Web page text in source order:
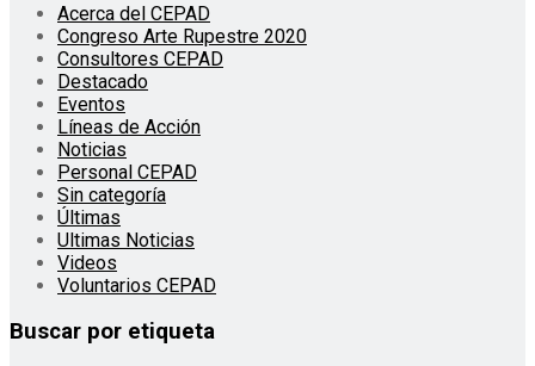
Acerca del CEPAD
Congreso Arte Rupestre 2020
Consultores CEPAD
Destacado
Eventos
Líneas de Acción
Noticias
Personal CEPAD
Sin categoría
Últimas
Ultimas Noticias
Videos
Voluntarios CEPAD
Buscar por etiqueta